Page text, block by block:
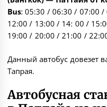
Bus: 05:30 / 06:30 / 07:00
12:00 / 13:00 / 14: 00 /
19:00 / 20:00 / 21:00 /
Данный автобус довезет
Тапрая.
Автобусная